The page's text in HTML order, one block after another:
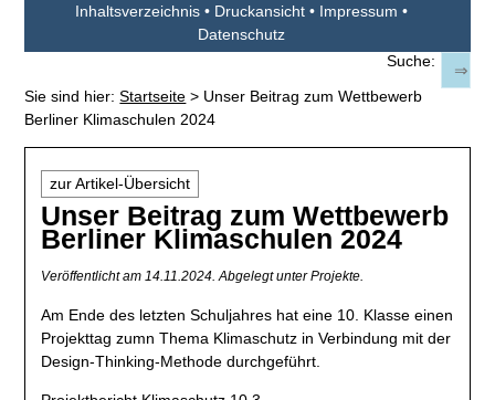
Inhaltsverzeichnis • Druckansicht • Impressum •
Datenschutz
Suche:
Sie sind hier:Startseite > Unser Beitrag zum Wettbewerb
Berliner Klimaschulen 2024
zur Artikel-Übersicht
Unser Beitrag zum Wettbewerb
Berliner Klimaschulen 2024
Veröffentlicht am 14.11.2024. Abgelegt unter Projekte.
Am Ende des letzten Schuljahres hat eine 10. Klasse einen
Projekttag zumn Thema Klimaschutz in Verbindung mit der
Design-Thinking-Methode durchgeführt.